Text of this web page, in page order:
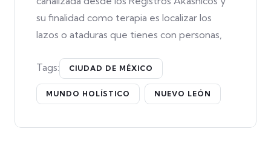
su finalidad como terapia es localizar los
lazos o ataduras que tienes con personas,
Tags: CIUDAD DE MÉXICO
MUNDO HOLÍSTICO NUEVO LEÓN